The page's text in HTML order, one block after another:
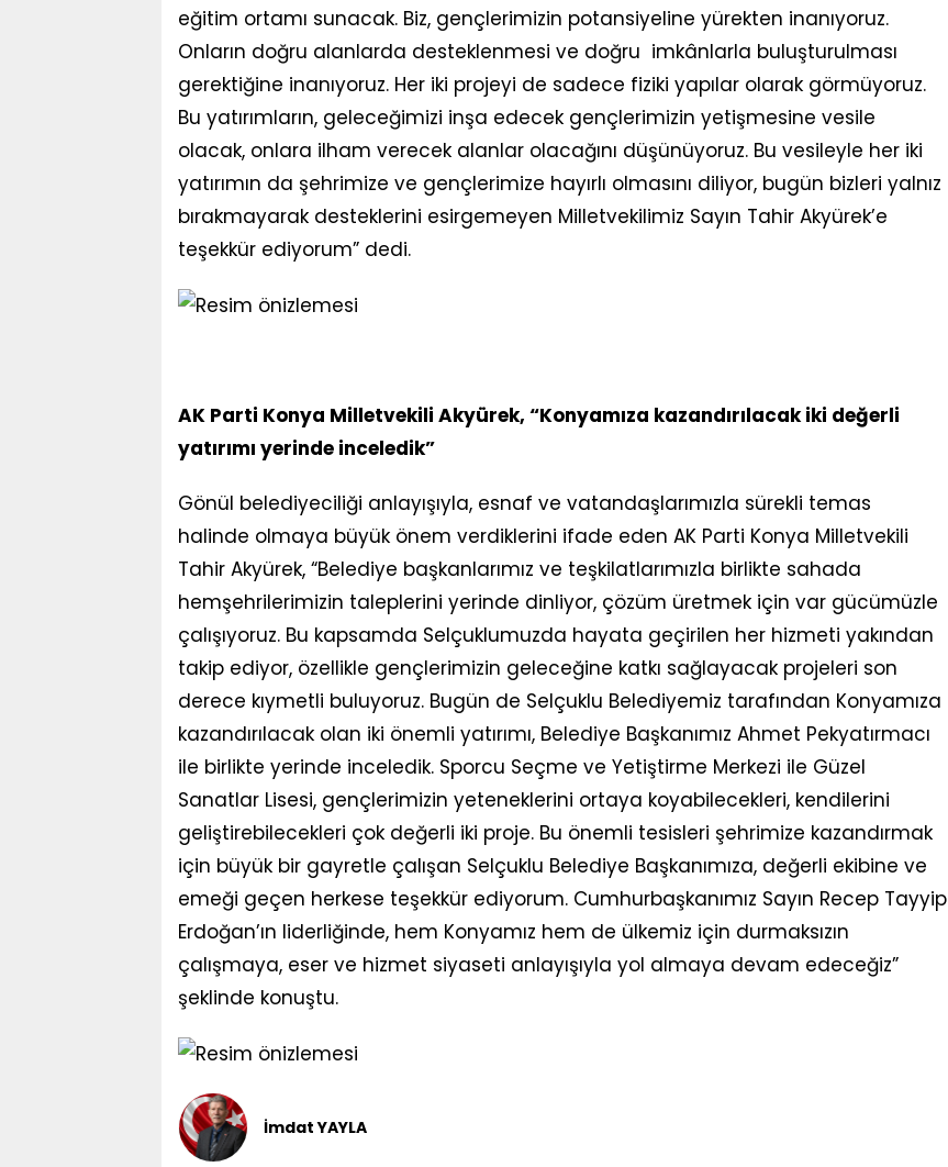
eğitim ortamı sunacak. Biz, gençlerimizin potansiyeline yürekten inanıyoruz.
Onların doğru alanlarda desteklenmesi ve doğru imkânlarla buluşturulması
gerektiğine inanıyoruz. Her iki projeyi de sadece fiziki yapılar olarak görmüyoruz.
Bu yatırımların, geleceğimizi inşa edecek gençlerimizin yetişmesine vesile
olacak, onlara ilham verecek alanlar olacağını düşünüyoruz. Bu vesileyle her iki
yatırımın da şehrimize ve gençlerimize hayırlı olmasını diliyor, bugün bizleri yalnız
bırakmayarak desteklerini esirgemeyen Milletvekilimiz Sayın Tahir Akyürek’e
teşekkür ediyorum” dedi.
AK Parti Konya Milletvekili Akyürek, “Konyamıza kazandırılacakiki değerli
yatırımı yerinde inceledik”
Gönül belediyeciliği anlayışıyla, esnaf ve vatandaşlarımızla sürekli temas
halinde olmaya büyük önem verdiklerini ifade eden AK Parti Konya Milletvekili
Tahir Akyürek, “Belediye başkanlarımız ve teşkilatlarımızla birlikte sahada
hemşehrilerimizin taleplerini yerinde dinliyor, çözüm üretmek için var gücümüzle
çalışıyoruz. Bu kapsamda Selçuklumuzda hayata geçirilen her hizmeti yakından
takip ediyor, özellikle gençlerimizin geleceğine katkı sağlayacak projeleri son
derece kıymetli buluyoruz. Bugün de Selçuklu Belediyemiz tarafından Konyamıza
kazandırılacak olan iki önemli yatırımı, Belediye Başkanımız Ahmet Pekyatırmacı
ile birlikte yerinde inceledik. Sporcu Seçme ve Yetiştirme Merkezi ile Güzel
Sanatlar Lisesi, gençlerimizin yeteneklerini ortaya koyabilecekleri, kendilerini
geliştirebilecekleri çok değerli iki proje. Bu önemli tesisleri şehrimize kazandırmak
için büyük bir gayretle çalışan Selçuklu Belediye Başkanımıza, değerli ekibine ve
emeği geçen herkese teşekkür ediyorum. Cumhurbaşkanımız Sayın Recep Tayyip
Erdoğan’ın liderliğinde, hem Konyamız hem de ülkemiz için durmaksızın
çalışmaya, eser ve hizmet siyaseti anlayışıyla yol almaya devam edeceğiz”
şeklinde konuştu.
İmdat YAYLA